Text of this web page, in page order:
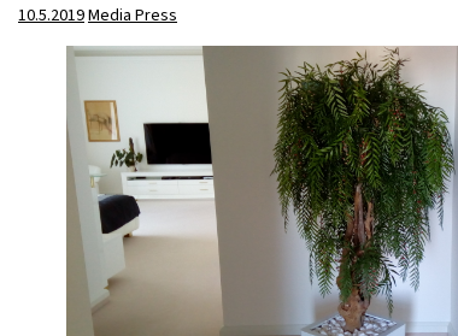
10.5.2019Media Press